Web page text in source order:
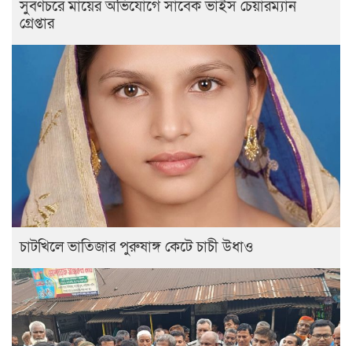
সুবর্ণচরে মায়ের অভিযোগে সাবেক ভাইস চেয়ারম্যান
গ্রেপ্তার
চাটখিলে ভাতিজার পুরুষাঙ্গ কেটে চাচী উধাও